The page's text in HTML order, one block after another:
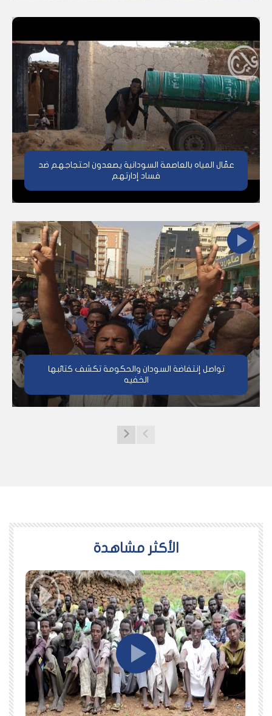
عمّال المياه بالعاصمة السودانية يصعدون احتجاجهم ضد
فساد إدارتهم
تواصل إنتفاضة السودان والحكومة تكشف كتائبها
الخفيه
اﻷكثر مشاهدة